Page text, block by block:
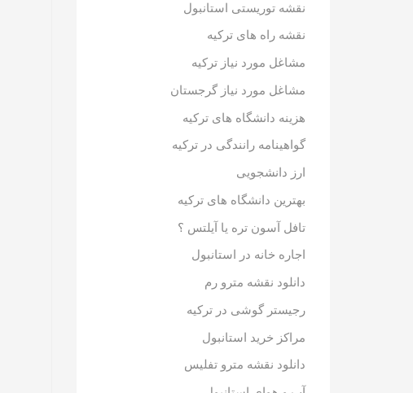
نقشه توریستی استانبول
نقشه راه های ترکیه
مشاغل مورد نیاز ترکیه
مشاغل مورد نیاز گرجستان
هزینه دانشگاه های ترکیه
گواهینامه رانندگی در ترکیه
ارز دانشجویی
بهترین دانشگاه های ترکیه
تافل آسون تره یا آیلتس ؟
اجاره خانه در استانبول
دانلود نقشه مترو رم
رجیستر گوشی در ترکیه
مراکز خرید استانبول
دانلود نقشه مترو تفلیس